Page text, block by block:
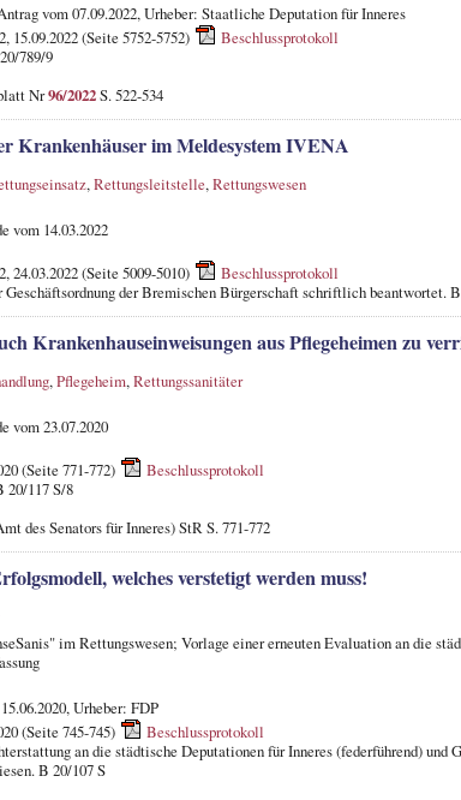
vom 07.09.2022, Urheber: Staatliche Deputation für Inneres
15.09.2022 (Seite 5752-5752)
Beschlussprotokoll
789/9
Nr96/2022S. 522-534
Krankenhäuser im Meldesystem IVENA
,Rettungsleitstelle,Rettungswesen
vom 14.03.2022
24.03.2022 (Seite 5009-5010)
Beschlussprotokoll
Geschäftsordnung der Bremischen Bürgerschaft schriftlich beantwortet.
Krankenhauseinweisungen aus Pflegeheimen zu
,Pflegeheim,Rettungssanitäter
vom 23.07.2020
(Seite 771-772)
Beschlussprotokoll
20/117 S/8
des Senators für Inneres) StR S. 771-772
welches verstetigt werden muss!
im Rettungswesen; Vorlage einer erneuten Evaluation an die
Urheber: FDP
(Seite 745-745)
Beschlussprotokoll
an die städtische Deputationen für Inneres (federführend) und
B 20/107 S